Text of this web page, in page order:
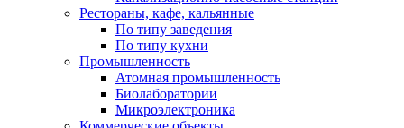
Рестораны, кафе, кальянные
По типу заведения
По типу кухни
Промышленность
Атомная промышленность
Биолаборатории
Микроэлектроника